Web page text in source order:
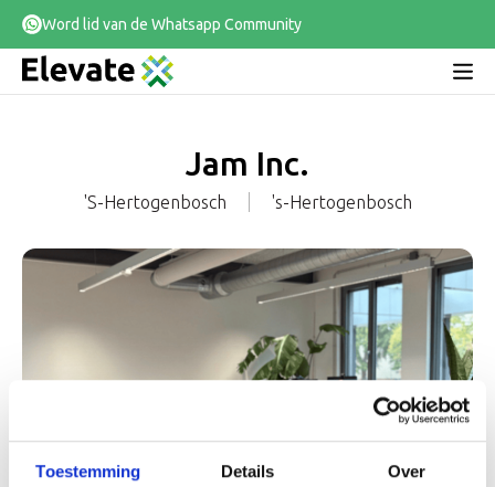
Toestemming Details Over
Word lid van de Whatsapp Community
Jam Inc.
's-Hertogenbosch 's-Hertogenbosch